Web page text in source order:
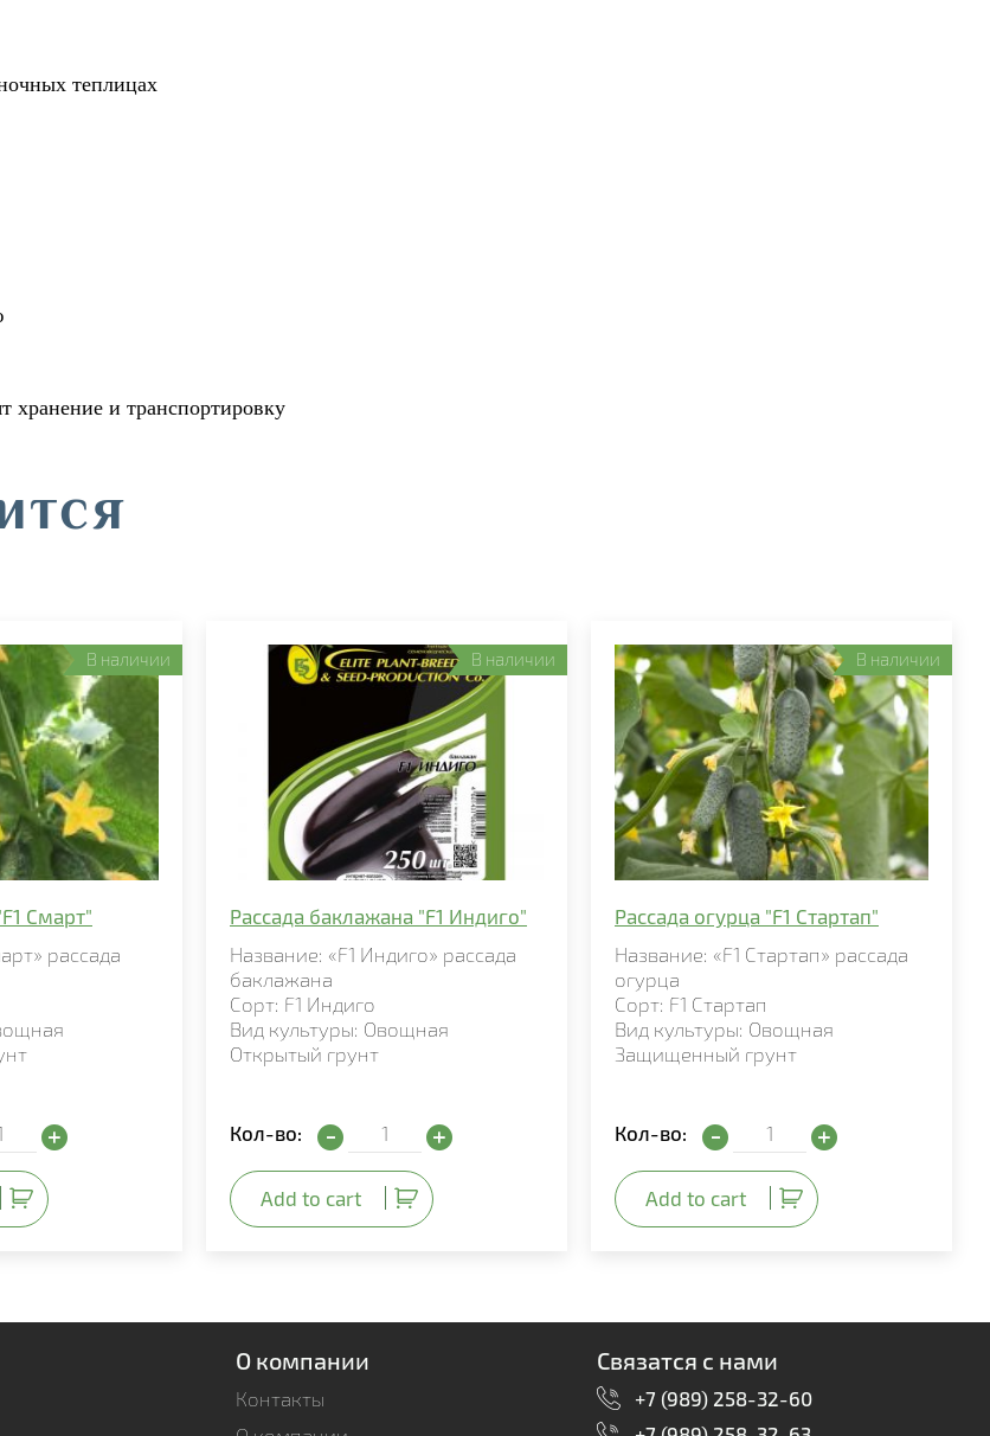
теплицах
хранение и транспортировку
В наличии
Смарт"
рассада
огурца "F1 Смарт" quantity
В наличии
Рассада баклажана "F1 Индиго"
Название: «F1 Индиго» рассада
баклажана
Сорт: F1 Индиго
Вид культуры: Овощная
Открытый грунт
Кол-во: Рассада баклажана "F1 Индиго" quantity
Add to cart
В наличии
Рассада огурца "F1 Стартап"
Название: «F1 Стартап» рассада
огурца
Сорт: F1 Стартап
Вид культуры: Овощная
Защищенный грунт
Кол-во: Рассада огурца "F1 Стартап"
Add to cart
О компании
Контакты
Связатся с нами
+7 (989) 258-32-60